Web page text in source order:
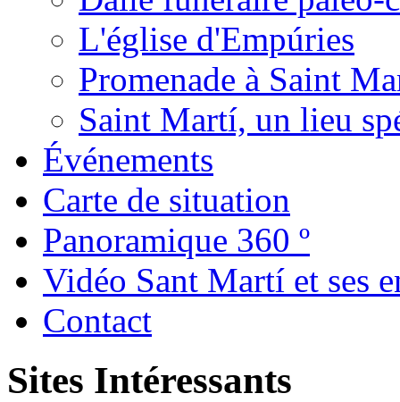
L'église d'Empúries
Promenade à Saint
Saint Martí, un lieu
Événements
Carte de situation
Panoramique 360 º
Vidéo Sant Martí et ses
Contact
Sites Intéressants